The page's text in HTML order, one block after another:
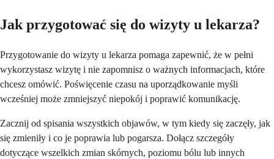
Jak przygotować się do wizyty u lekarza?
Przygotowanie do wizyty u lekarza pomaga zapewnić, że w pełni
wykorzystasz wizytę i nie zapomnisz o ważnych informacjach, które
chcesz omówić. Poświęcenie czasu na uporządkowanie myśli
wcześniej może zmniejszyć niepokój i poprawić komunikację.
Zacznij od spisania wszystkich objawów, w tym kiedy się zaczęły, jak
się zmieniły i co je poprawia lub pogarsza. Dołącz szczegóły
dotyczące wszelkich zmian skórnych, poziomu bólu lub innych